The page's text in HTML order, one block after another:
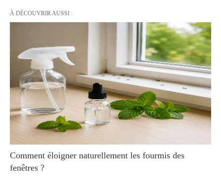
À DÉCOUVRIR AUSSI :
Comment éloigner naturellement les fourmis des
fenêtres ?